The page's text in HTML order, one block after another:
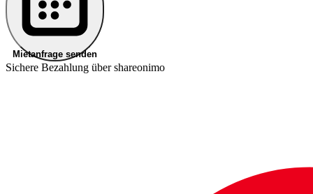
Mietanfrage senden
Sichere Bezahlung über shareonimo